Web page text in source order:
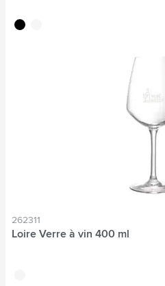
noir
262311
Loire Verre à vin 400 ml